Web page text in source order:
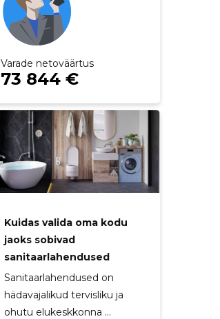
Varade netoväärtus
73 844 €
Kuidas valida oma kodu
jaoks sobivad
sanitaarlahendused
Sanitaarlahendused on
hädavajalikud tervisliku ja
ohutu elukeskkonna ...